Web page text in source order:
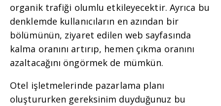
organik trafiği olumlu etkileyecektir. Ayrıca bu
denklemde kullanıcıların en azından bir
bölümünün, ziyaret edilen web sayfasında
kalma oranını artırıp, hemen çıkma oranını
azaltacağını öngörmek de mümkün.
Otel işletmelerinde pazarlama planı
oluştururken gereksinim duyduğunuz bu